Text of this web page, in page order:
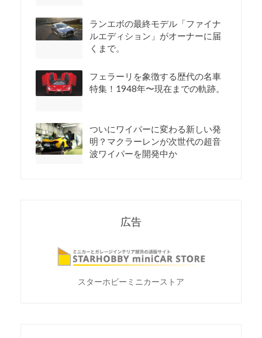
ランエボの最終モデル「ファイナ
ルエディション」がオーナーに届
くまで。
フェラーリを象徴する歴代の名車
特集！1948年〜現在までの軌跡。
ついにワイパーに変わる新しい発
明？マクラーレンが次世代の超音
波ワイパーを開発中か
広告
スターホビーミニカーストア